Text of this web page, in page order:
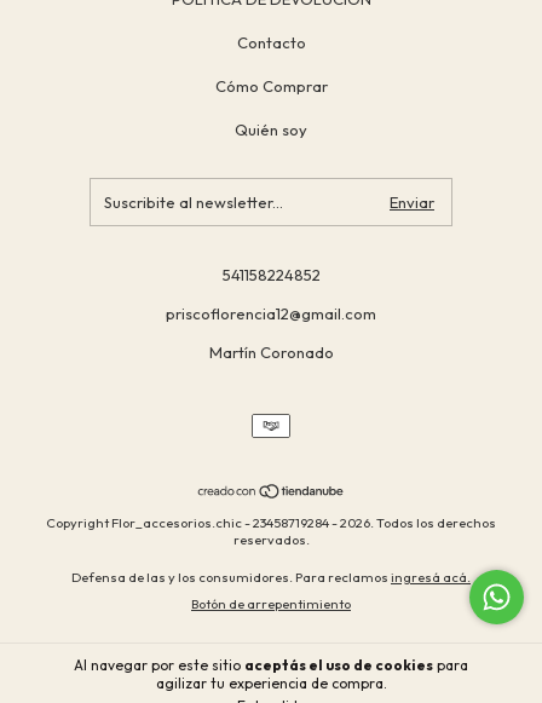
Al navegar por este sitio aceptás el uso de cookies para
agilizar tu experiencia de compra.
Contacto
Cómo Comprar
Quién soy
541158224852
priscoflorencia12@gmail.com
Martín Coronado
Copyright Flor_accesorios.chic - 23458719284 - 2026. Todos los derechos
reservados.
Defensa de las y los consumidores. Para reclamos ingresá acá.
Botón de arrepentimiento